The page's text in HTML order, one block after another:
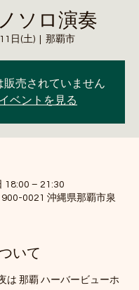
ソロ演奏
日(土) 那覇市
販売されていません
ベントを見る
18:00 – 21:30
0021 沖縄県那覇市泉
いて
は 那覇 ハーバービューホ